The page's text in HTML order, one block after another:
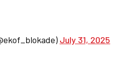
July 31, 2025